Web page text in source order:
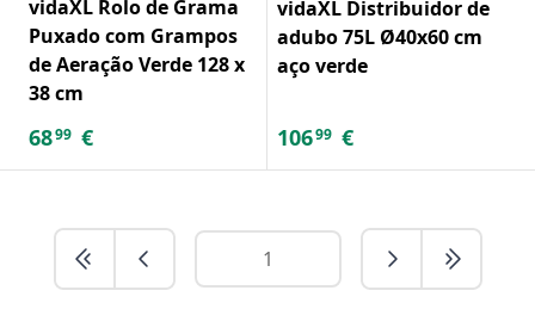
vidaXL Rolo de Grama
Puxado com Grampos
de Aeração Verde 128 x
38 cm
6899 €
vidaXL Distribuidor de
adubo 75L Ø40x60 cm
aço verde
10699 €